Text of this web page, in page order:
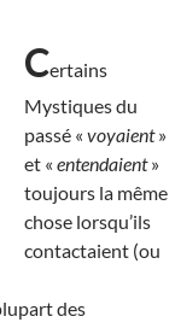
Certains
Mystiques du
passé « voyaient»
et « entendaient»
toujours la même
chose lorsqu’ils
contactaient (ou
des